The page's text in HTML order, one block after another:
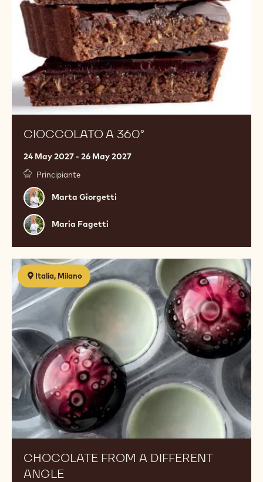
CIOCCOLATO A 360°
24 May 2027 - 26 May 2027
Principiante
Marta
Giorgetti
Marta Giorgetti
Maria
Fagetti
Maria Fagetti
Italia, Milano
CHOCOLATE FROM A DIFFERENT
ANGLE
Chocolate
from
a
different
angle